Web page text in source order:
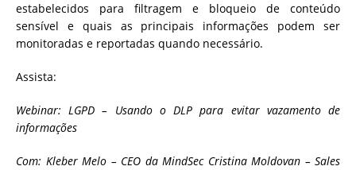
estabelecidos para filtragem e bloqueio de conteúdo
sensível e quais as principais informações podem ser
monitoradas e reportadas quando necessário.
Assista:
Webinar: LGPD – Usando o DLP para evitar vazamento de
informações
Com: Kleber Melo – CEO da MindSec Cristina Moldovan – Sales